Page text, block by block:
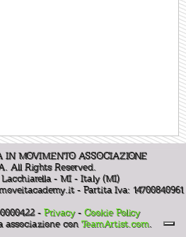
IN MOVIMENTO ASSOCIAZIONE
All Rights Reserved.
- MI - Italy (MI)
- Partita Iva:
- Privacy- Cookie Policy
associazione con TeamArtist.com.